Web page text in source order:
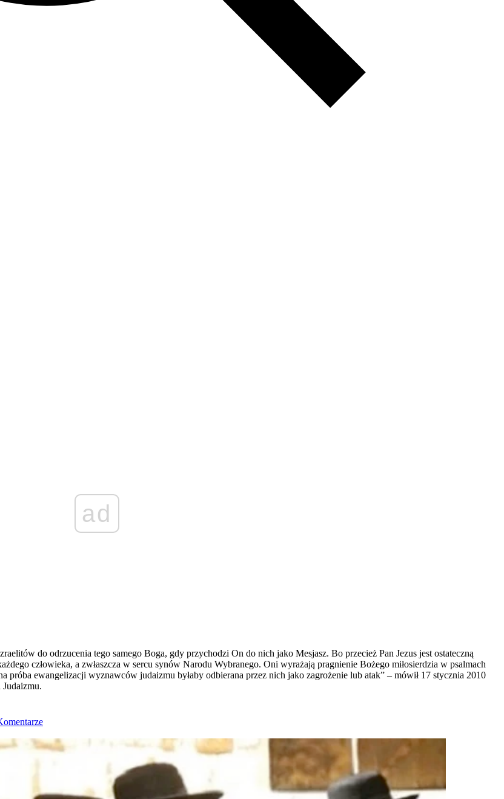
ad
do odrzucenia tego samego Boga, gdy przychodzi On do nich jako Mesjasz. Bo przecież Pan Jezus jest ostateczną
człowieka, a zwłaszcza w sercu synów Narodu Wybranego. Oni wyrażają pragnienie Bożego miłosierdzia w psalmach
ewangelizacji wyznawców judaizmu byłaby odbierana przez nich jako zagrożenie lub atak” – mówił 17 stycznia 2010